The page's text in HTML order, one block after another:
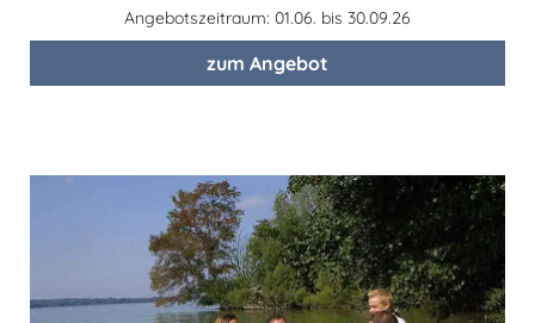
Angebotszeitraum: 01.06. bis 30.09.26
zum Angebot